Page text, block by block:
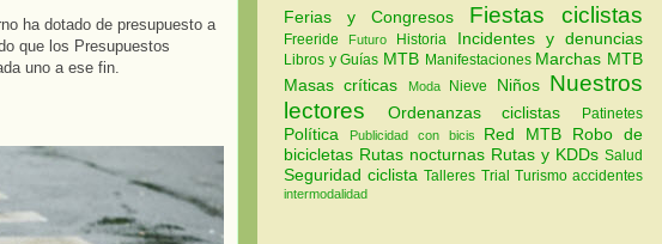
ha dotado de presupuesto a
que los Presupuestos
uno a ese fin.
Ferias y Congresos Fiestas ciclistas
Freeride Futuro Historia Incidentes y denuncias
Libros y Guías MTB Manifestaciones Marchas MTB
Masas críticas
Moda Nieve Niños Nuestros
lectores
Ordenanzas ciclistas Patinetes
Política Publicidad con bicis Red MTB Robo de
bicicletas Rutas nocturnas Rutas y KDDs Salud
Seguridad ciclistaTalleres Trial Turismoaccidentes
intermodalidad